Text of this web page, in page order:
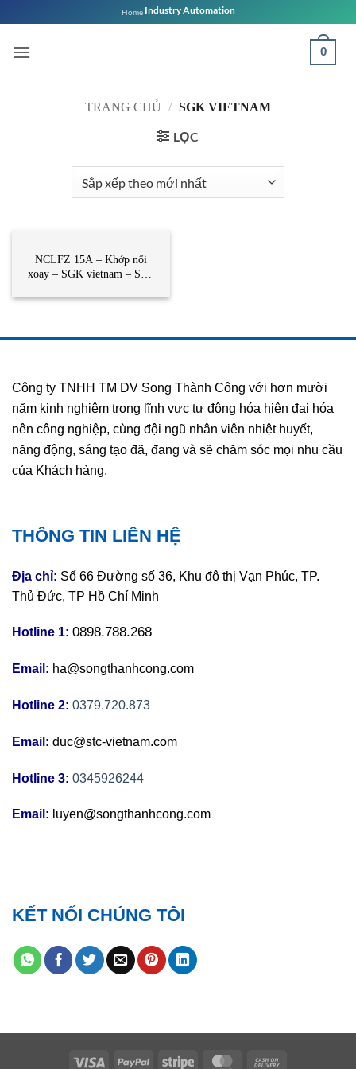
qua
nội
Home Industry Automation
0
TRANG CHỦ / SGK VIETNAM
LỌC
NCLFZ 15A – Khớp nối
xoay – SGK vietnam – STC
Công ty TNHH TM DV Song Thành Công với hơn mười
năm kinh nghiệm trong lĩnh vực tự động hóa hiện đại hóa
nên công nghiệp, cùng đội ngũ nhân viên nhiệt huyết,
năng động, sáng tạo đã, đang và sẽ chăm sóc mọi nhu cầu
của Khách hàng.
THÔNG TIN LIÊN HỆ
Địa chỉ: Số 66 Đường số 36, Khu đô thị Vạn Phúc, TP.
Thủ Đức, TP Hồ Chí Minh
Hotline 1: 0898.788.268
Email: ha@songthanhcong.com
Hotline 2: 0379.720.873
Email: duc@stc-vietnam.com
Hotline 3: 0345926244
Email: luyen@songthanhcong.com
KẾT NỐI CHÚNG TÔI
Visa PayPal Stripe MasterCard